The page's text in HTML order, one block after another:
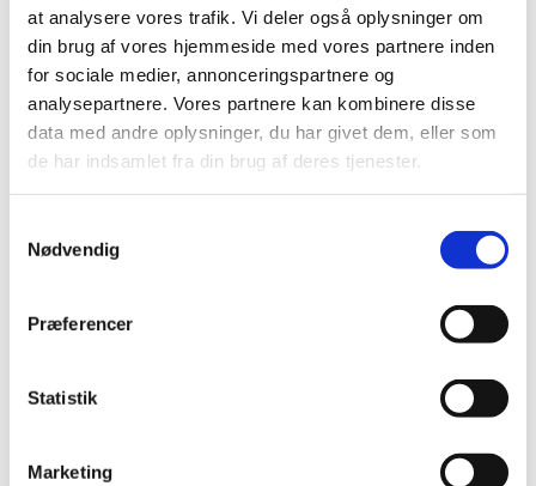
at analysere vores trafik. Vi deler også oplysninger om
din brug af vores hjemmeside med vores partnere inden
for sociale medier, annonceringspartnere og
analysepartnere. Vores partnere kan kombinere disse
data med andre oplysninger, du har givet dem, eller som
de har indsamlet fra din brug af deres tjenester.
Nødvendig
Præferencer
Statistik
Marketing
Du vil måske også kunne